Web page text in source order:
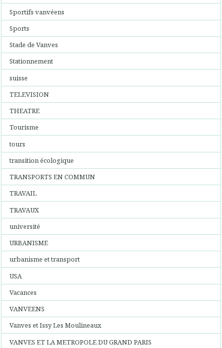
Sportifs vanvéens
Sports
Stade de Vanves
Stationnement
suisse
TELEVISION
THEATRE
Tourisme
tours
transition écologique
TRANSPORTS EN COMMUN
TRAVAIL
TRAVAUX
université
URBANISME
urbanisme et transport
USA
Vacances
VANVEENS
Vanves et Issy Les Moulineaux
VANVES ET LA METROPOLE DU GRAND PARIS